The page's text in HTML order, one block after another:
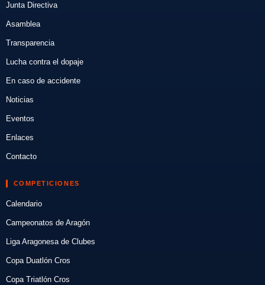
Junta Directiva
Asamblea
Transparencia
Lucha contra el dopaje
En caso de accidente
Noticias
Eventos
Enlaces
Contacto
COMPETICIONES
Calendario
Campeonatos de Aragón
Liga Aragonesa de Clubes
Copa Duatlón Cros
Copa Triatlón Cros